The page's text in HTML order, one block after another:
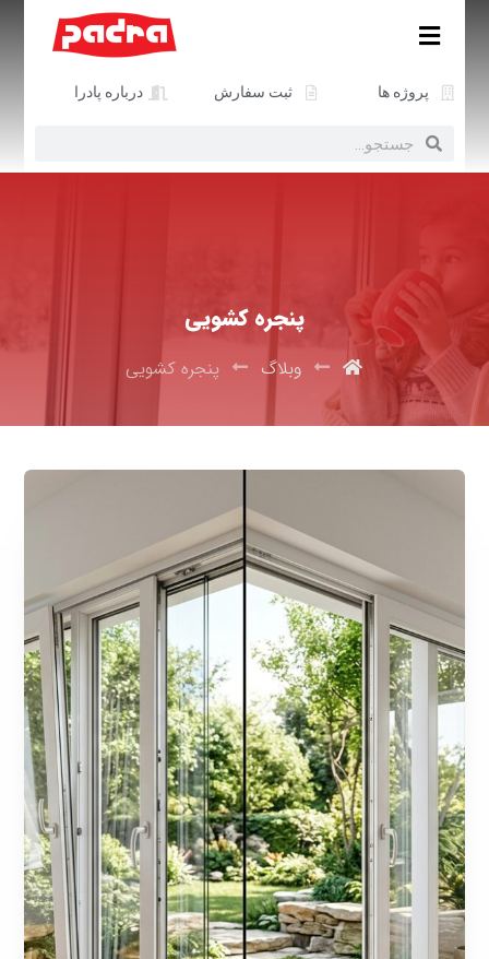
پروژه ها ثبت سفارش درباره پادرا
پنجره کشویی
وبلاگ پنجره کشویی